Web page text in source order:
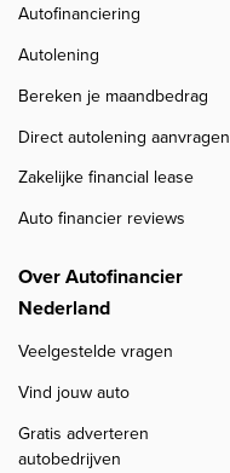
Autofinanciering
Autolening
Bereken je maandbedrag
Direct autolening aanvragen
Zakelijke financial lease
Auto financier reviews
Over Autofinancier
Nederland
Veelgestelde vragen
Vind jouw auto
Gratis adverteren
autobedrijven